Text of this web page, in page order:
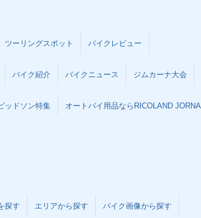
ツーリングスポット バイクレビュー
バイク紹介 バイクニュース ジムカーナ大会
ッドソン特集 オートバイ用品ならRICOLAND
探す エリアから探す バイク画像から探す